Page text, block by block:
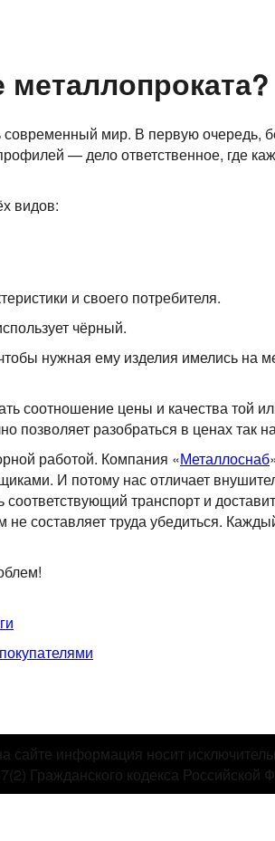
мир. В первую очередь,
— дело ответственное, где
видов:
и своего потребителя.
чёрный.
нужная ему изделия имелись на
соотношение цены и качества той
позволяет разобраться в ценах так
работой. Компания «Металлоснаб
И потому нас отличает
транспорт и
составляет труда убедиться.
информация носит
Гражданского кодекса Российской